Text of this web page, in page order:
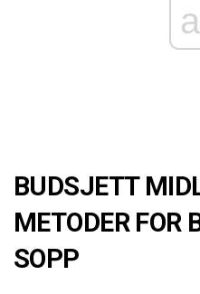
BUDSJETT
METODER FOR
SOPP